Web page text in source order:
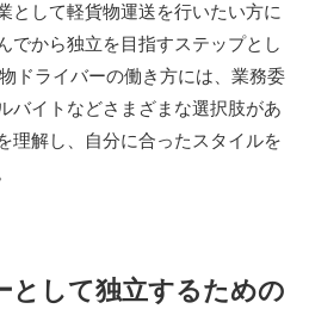
として軽貨物運送を行いたい方に
でから独立を目指すステップとし
ドライバーの働き方には、業務委
バイトなどさまざまな選択肢があ
理解し、自分に合ったスタイルを
として独立するための